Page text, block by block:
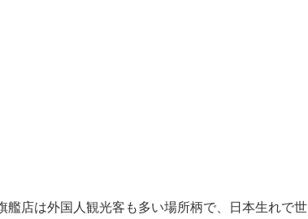
店は外国人観光客も多い場所柄で、日本生れで世